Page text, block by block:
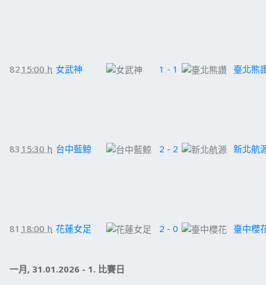
82 15:00 h 女武神 1 - 1 臺北熊
83 15:30 h 台中藍鯨 2 - 2 新北航
81 18:00 h 花蓮女足 2 - 0 臺中櫻
一月, 31.01.2026 - 1. 比賽日